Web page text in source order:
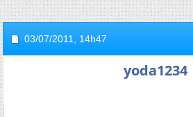
03/07/2011, 14h47
yoda1234